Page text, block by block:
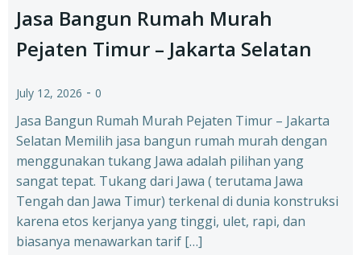
Jasa Bangun Rumah Murah
Pejaten Timur – Jakarta Selatan
July 12, 2026 - 0
Jasa Bangun Rumah Murah Pejaten Timur – Jakarta
Selatan Memilih jasa bangun rumah murah dengan
menggunakan tukang Jawa adalah pilihan yang
sangat tepat. Tukang dari Jawa ( terutama Jawa
Tengah dan Jawa Timur) terkenal di dunia konstruksi
karena etos kerjanya yang tinggi, ulet, rapi, dan
biasanya menawarkan tarif […]